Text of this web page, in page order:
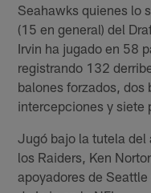
Seahawks quienes lo
(15 en general) del
Irvin ha jugado en 58
registrando 132
balones forzados, dos
intercepciones y siete
Jugó bajo la tutela del
los Raiders, Ken
apoyadores de